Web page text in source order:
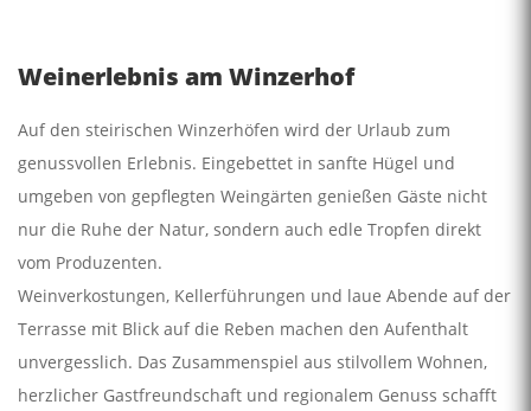
Weinerlebnis am Winzerhof
Auf den steirischen Winzerhöfen wird der Urlaub zum
genussvollen Erlebnis. Eingebettet in sanfte Hügel und
umgeben von gepflegten Weingärten genießen Gäste nicht
nur die Ruhe der Natur, sondern auch edle Tropfen direkt
vom Produzenten.
Weinverkostungen, Kellerführungen und laue Abende auf der
Terrasse mit Blick auf die Reben machen den Aufenthalt
unvergesslich. Das Zusammenspiel aus stilvollem Wohnen,
herzlicher Gastfreundschaft und regionalem Genuss schafft